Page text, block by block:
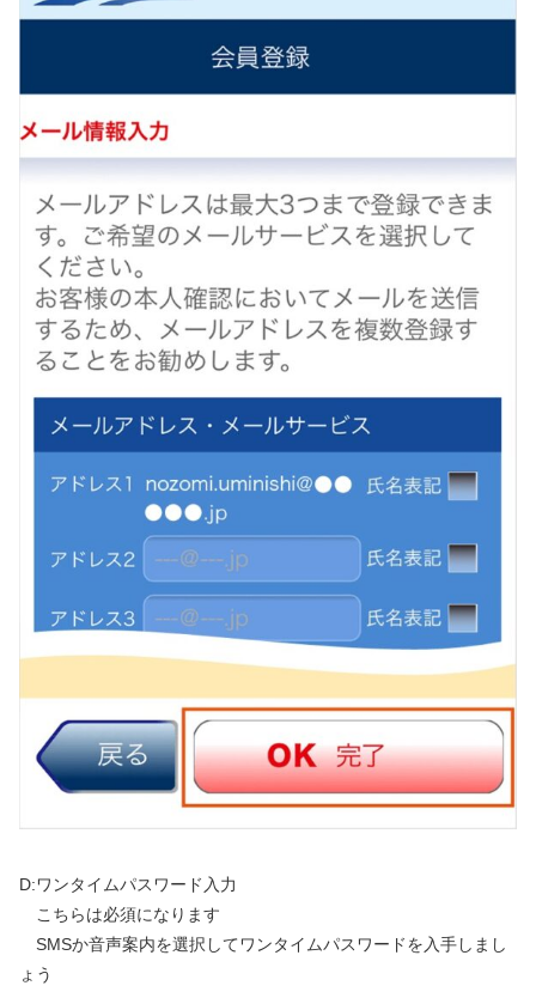
D:ワンタイムパスワード入力
こちらは必須になります
SMSか音声案内を選択してワンタイムパスワードを入手しまし
ょう